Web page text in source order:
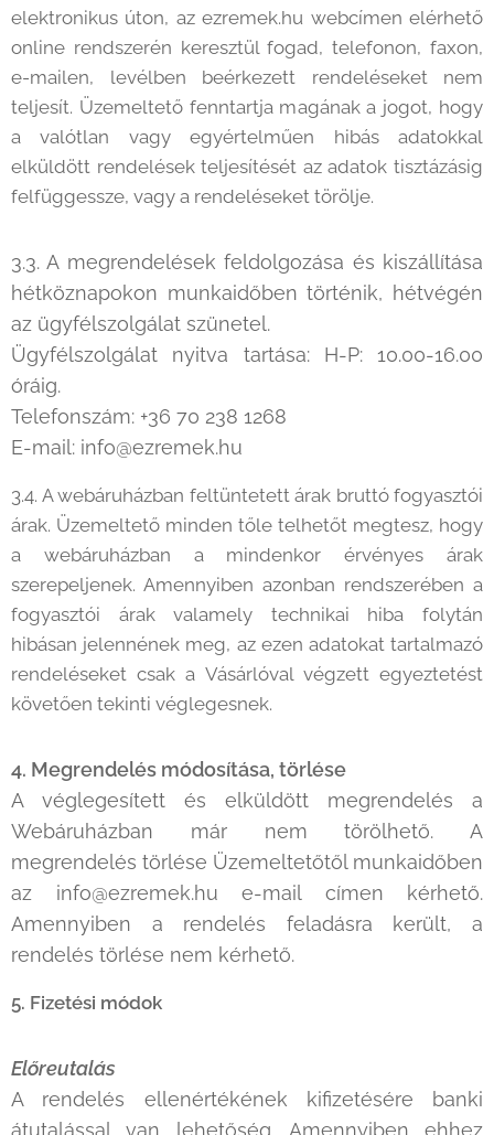
elektronikus úton, az ezremek.hu webcímen elérhető
online rendszerén keresztül fogad, telefonon, faxon,
e-mailen, levélben beérkezett rendeléseket nem
teljesít. Üzemeltető fenntartja magának a jogot, hogy
a valótlan vagy egyértelműen hibás adatokkal
elküldött rendelések teljesítését az adatok tisztázásig
felfüggessze, vagy a rendeléseket törölje.
3.3. A megrendelések feldolgozása és kiszállítása
hétköznapokon munkaidőben történik, hétvégén
az ügyfélszolgálat szünetel.
Ügyfélszolgálat nyitva tartása: H-P: 10.00-16.00
óráig.
Telefonszám: +36 70 238 1268
E-mail: info@ezremek.hu
3.4. A webáruházban feltüntetett árak bruttó fogyasztói
árak. Üzemeltető minden tőle telhetőt megtesz, hogy
a webáruházban a mindenkor érvényes árak
szerepeljenek. Amennyiben azonban rendszerében a
fogyasztói árak valamely technikai hiba folytán
hibásan jelennének meg, az ezen adatokat tartalmazó
rendeléseket csak a Vásárlóval végzett egyeztetést
követően tekinti véglegesnek.
4. Megrendelés módosítása, törlése
A véglegesített és elküldött megrendelés a
Webáruházban már nem törölhető. A
megrendelés törlése Üzemeltetőtől munkaidőben
az info@ezremek.hu e-mail címen kérhető.
Amennyiben a rendelés feladásra került, a
rendelés törlése nem kérhető.
5. Fizetési módok
Előreutalás
A rendelés ellenértékének kifizetésére banki
átutalással van lehetőség. Amennyiben ehhez